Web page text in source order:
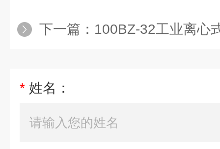
下一篇： 100BZ-32工业离心
* 姓名：